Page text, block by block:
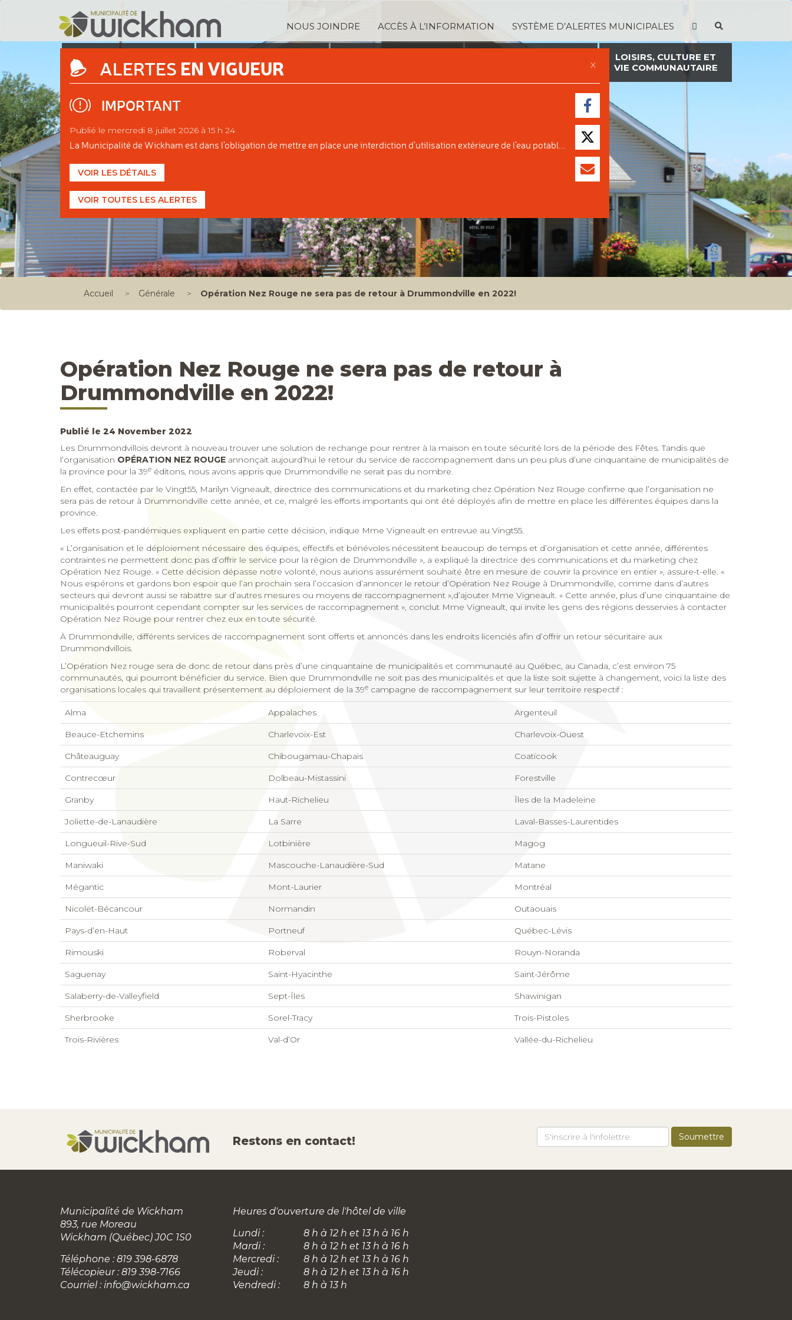
NOUS JOINDRE ACCÈS À L’INFORMATION SYSTÈME D’ALERTES MUNICIPALES
WICKHAM
MUNICIPALE
LOISIRS, CULTURE ET
VIE COMMUNAUTAIRE
X
ALERTES EN VIGUEUR
IMPORTANT
Publié le mercredi 8 juillet 2026 à 15 h 24
La Municipalité de Wickham est dans l'obligation de mettre en place une interdiction d'utilisation extérieure de l'eau potabl...
VOIR LES DÉTAILS
VOIR TOUTES LES ALERTES
Accueil > Générale > Opération Nez Rouge ne sera pas de retour à Drummondville en 2022!
Opération Nez Rouge ne sera pas de retour à
Drummondville en 2022!
Publié le 24 November 2022
Les Drummondvillois devront à nouveau trouver une solution de rechange pour rentrer à la maison en toute sécurité lors de la période des Fêtes. Tandis que
l’organisation OPÉRATION NEZ ROUGE annonçait aujourd’hui le retour du service de raccompagnement dans un peu plus d’une cinquantaine de municipalités de
la province pour la 39e éditons, nous avons appris que Drummondville ne serait pas du nombre.
En effet, contactée par le Vingt55, Marilyn Vigneault, directrice des communications et du marketing chez Opération Nez Rouge confirme que l’organisation ne
sera pas de retour à Drummondville cette année, et ce, malgré les efforts importants qui ont été déployés afin de mettre en place les différentes équipes dans la
province.
Les effets post-pandémiques expliquent en partie cette décision, indique Mme Vigneault en entrevue au Vingt55.
« L’organisation et le déploiement nécessaire des équipes, effectifs et bénévoles nécessitent beaucoup de temps et d’organisation et cette année, différentes
contraintes ne permettent donc pas d’offrir le service pour la région de Drummondville », a expliqué la directrice des communications et du marketing chez
Opération Nez Rouge. « Cette décision dépasse notre volonté, nous aurions assurément souhaité être en mesure de couvrir la province en entier », assure-t-elle. «
Nous espérons et gardons bon espoir que l’an prochain sera l’occasion d’annoncer le retour d’Opération Nez Rouge à Drummondville, comme dans d’autres
secteurs qui devront aussi se rabattre sur d’autres mesures ou moyens de raccompagnement »,d’ajouter Mme Vigneault. « Cette année, plus d’une cinquantaine de
municipalités pourront cependant compter sur les services de raccompagnement », conclut Mme Vigneault, qui invite les gens des régions desservies à contacter
Opération Nez Rouge pour rentrer chez eux en toute sécurité.
À Drummondville, différents services de raccompagnement sont offerts et annoncés dans les endroits licenciés afin d’offrir un retour sécuritaire aux
Drummondvillois.
L’Opération Nez rouge sera de donc de retour dans près d’une cinquantaine de municipalités et communauté au Québec, au Canada, c’est environ 75
communautés, qui pourront bénéficier du service. Bien que Drummondville ne soit pas des municipalités et que la liste soit sujette à changement, voici la liste des
organisations locales qui travaillent présentement au déploiement de la 39e campagne de raccompagnement sur leur territoire respectif :
Alma Appalaches Argenteuil
Beauce-Etchemins Charlevoix-Est Charlevoix-Ouest
Châteauguay Chibougamau-Chapais Coaticook
Contrecœur Dolbeau-Mistassini Forestville
Granby Haut-Richelieu Îles de la Madeleine
Joliette-de-Lanaudière La Sarre Laval-Basses-Laurentides
Longueuil-Rive-Sud Lotbinière Magog
Maniwaki Mascouche-Lanaudière-Sud Matane
Mégantic Mont-Laurier Montréal
Nicolet-Bécancour Normandin Outaouais
Pays-d’en-Haut Portneuf Québec-Lévis
Rimouski Roberval Rouyn-Noranda
Saguenay Saint-Hyacinthe Saint-Jérôme
Salaberry-de-Valleyfield Sept-Îles Shawinigan
Sherbrooke Sorel-Tracy Trois-Pistoles
Trois-Rivières Val-d’Or Vallée-du-Richelieu
Restons en contact!
Municipalité de Wickham
893, rue Moreau
Wickham (Québec) J0C 1S0
Téléphone : 819 398-6878
Télécopieur : 819 398-7166
Courriel : info@wickham.ca
Heures d'ouverture de l'hôtel de ville
Lundi :
8 h à 12 h et 13 h à 16 h
Mardi :
8 h à 12 h et 13 h à 16 h
Mercredi :
8 h à 12 h et 13 h à 16 h
Jeudi :
8 h à 12 h et 13 h à 16 h
Vendredi :
8 h à 13 h